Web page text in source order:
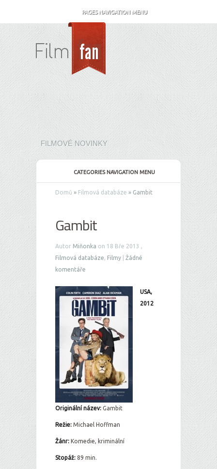
PAGES NAVIGATION MENU
FILMOVÉ NOVINKY
CATEGORIES NAVIGATION MENU
Domů » Filmová databáze » Gambit
Gambit
Autor Miňonka on 18 Bře 2013 ,
Filmová databáze, Filmy
Žádné
komentáře
USA,
2012
Originální název: Gambit
Režie: Michael Hoffman
Žánr: Komedie, kriminální
Stopáž: 89 min.